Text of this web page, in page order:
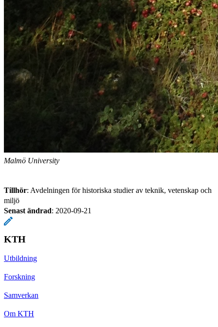
Malmö University
Tillhör: Avdelningen för historiska studier av teknik, vetenskap och
miljö
Senast ändrad: 2020-09-21
KTH
Utbildning
Forskning
Samverkan
Om KTH